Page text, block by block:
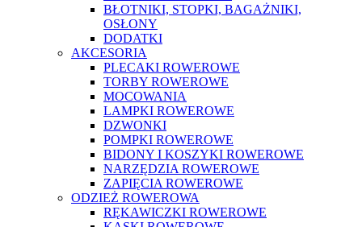
BŁOTNIKI, STOPKI, BAGAŻNIKI,
OSŁONY
DODATKI
AKCESORIA
PLECAKI ROWEROWE
TORBY ROWEROWE
MOCOWANIA
LAMPKI ROWEROWE
DZWONKI
POMPKI ROWEROWE
BIDONY I KOSZYKI ROWEROWE
NARZĘDZIA ROWEROWE
ZAPIĘCIA ROWEROWE
ODZIEŻ ROWEROWA
RĘKAWICZKI ROWEROWE